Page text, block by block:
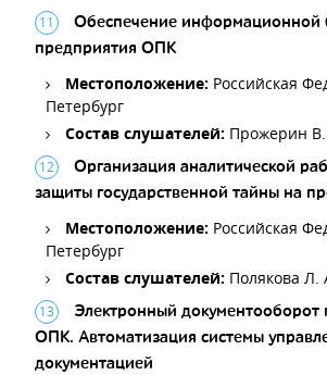
Обеспечение информационной
предприятия ОПК
Местоположение: Российская
Петербург
Состав слушателей: Прожерин В.
Организация аналитической
защиты государственной тайны на
Местоположение: Российская
Петербург
Состав слушателей: Полякова Л.
Электронный документооборот
ОПК. Автоматизация системы
документацией